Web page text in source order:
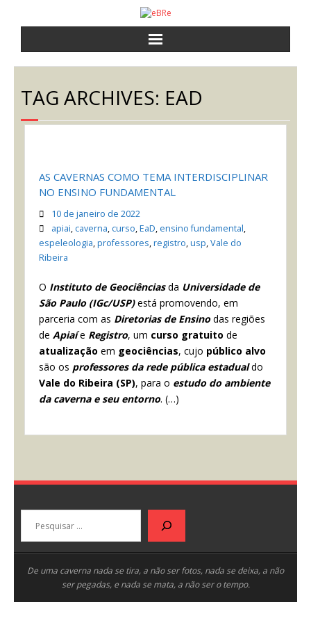
a eBRe
cursos
notícias
contato
TAG ARCHIVES: EAD
AS CAVERNAS COMO TEMA INTERDISCIPLINAR
NO ENSINO FUNDAMENTAL
10 de janeiro de 2022
apiai, caverna, curso,EaD, ensino fundamental,
espeleologia,professores,registro,usp,Vale do
Ribeira
O Instituto de Geociênciasda Universidade de
São Paulo (IGc/USP)está promovendo, em
parceria com as Diretorias de Ensinodas regiões
de Apiaíe Registro, um curso gratuito de
atualização em geociências, cujo público alvo
são os professores da rede pública estadualdo
Vale do Ribeira (SP), para o estudo do ambiente
da caverna e seu entorno. (…)
De uma caverna nada se tira, a não ser fotos, nada se deixa, a não
ser pegadas, e nada se mata, a não ser o tempo.